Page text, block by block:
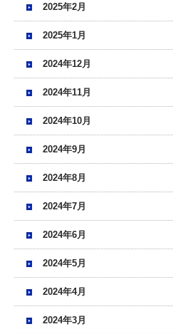
2025年2月
2025年1月
2024年12月
2024年11月
2024年10月
2024年9月
2024年8月
2024年7月
2024年6月
2024年5月
2024年4月
2024年3月